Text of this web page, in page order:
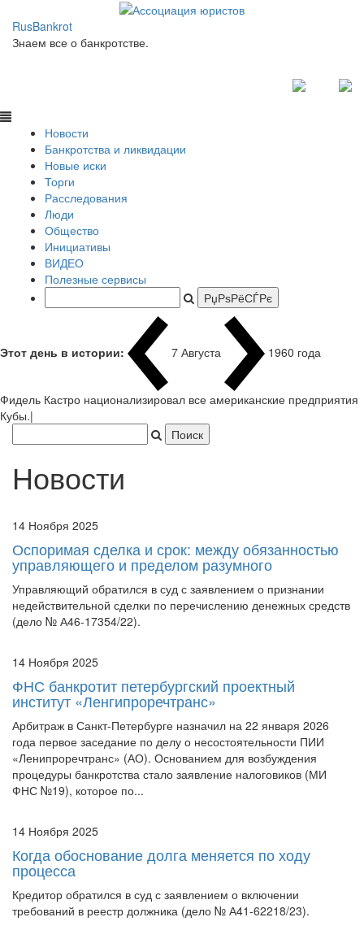
RusBankrot
Знаем все о банкротстве.
Новости
Банкротства и ликвидации
Новые иски
Торги
Расследования
Люди
Общество
Инициативы
ВИДЕО
Полезные сервисы
Этот день в истории: 7 Августа 1960 года
Фидель Кастро национализир|
Новости
Оспоримая сделка и срок: между обязанностью
управляющего и пределом разумного
Управляющий обратился в суд с заявлением о признании
недействительной сделки по перечислению денежных средств
(дело № А46-17354/22).
ФНС банкротит петербургский проектный
институт «Ленгипроречтранс»
Арбитраж в Санкт-Петербурге назначил на 22 января 2026
года первое заседание по делу о несостоятельности ПИИ
«Ленипроречтранс» (АО). Основанием для возбуждения
процедуры банкротства стало заявление налоговиков (МИ
ФНС №19), которое по...
Когда обоснование долга меняется по ходу
процесса
Кредитор обратился в суд с заявлением о включении
требований в реестр должника (дело № А41-62218/23).